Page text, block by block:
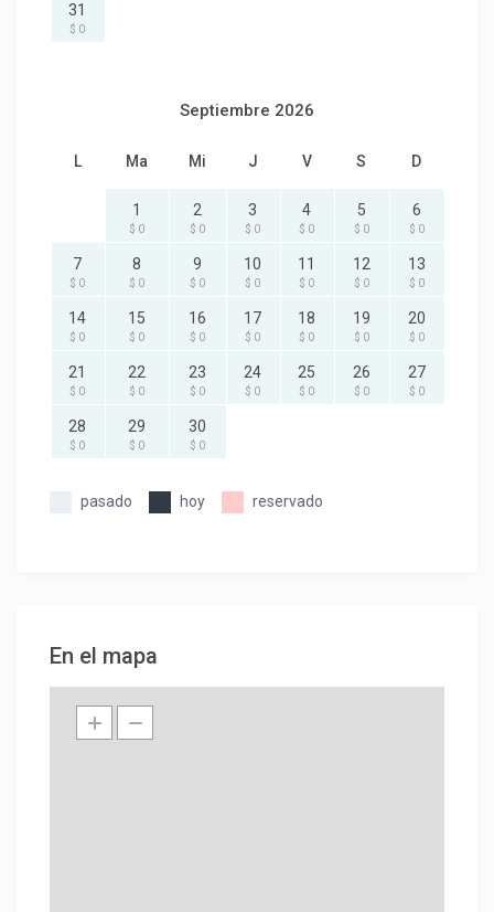
31
$ 0
Septiembre 2026
L Ma Mi J V S D
1
$ 0
2
$ 0
3
$ 0
4
$ 0
5
$ 0
6
$ 0
7
$ 0
8
$ 0
9
$ 0
10
$ 0
11
$ 0
12
$ 0
13
$ 0
14
$ 0
15
$ 0
16
$ 0
17
$ 0
18
$ 0
19
$ 0
20
$ 0
21
$ 0
22
$ 0
23
$ 0
24
$ 0
25
$ 0
26
$ 0
27
$ 0
28
$ 0
29
$ 0
30
$ 0
pasado hoy reservado
En el mapa